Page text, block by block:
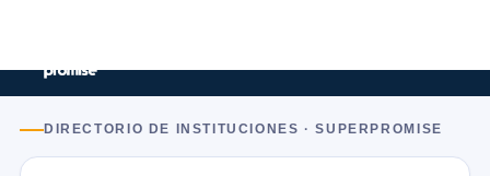
DIRECTORIO DE INSTITUCIONES · SUPERPROMISE